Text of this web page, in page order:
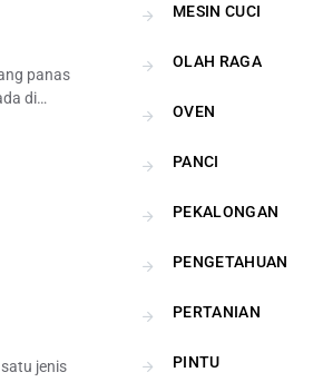
panas
di…
jenis
MESIN CUCI
OLAH RAGA
OVEN
PANCI
PEKALONGAN
PENGETAHUAN
PERTANIAN
PINTU